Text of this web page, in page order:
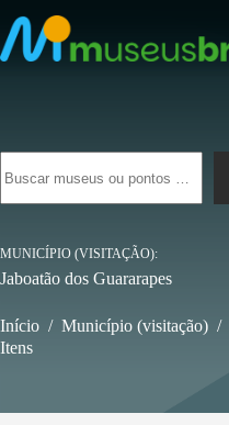
para
o
conteúdo
resultados
MUNICÍPIO (VISITAÇÃO)
Jaboatão dos Guararapes
Início / Município (visitação) /
Itens